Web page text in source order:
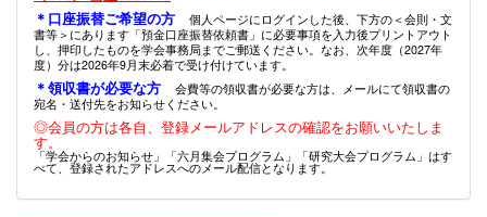
＊口座振替ご希望の方
個人ページにログインした後、下方の＜会則・文
書等＞にあります「預金口座振替依頼書」に必要事項を入力後プリントアウト
し、押印したものを学会事務局までご郵送ください。なお、次年度（2027年
度）分は2026年9月末必着で受け付けています。
＊領収書が必要な方
会費等の領収書が必要な方は、メールにて領収書の
宛名・送付先をお知らせください。
◎会員の方は各自、登録メールアドレスの確認をお願いいたしま
す。
「学会からのお知らせ」「六月集会プログラム」「研究大会プログラム」はす
べて、登録されたアドレスへのメール配信となります。